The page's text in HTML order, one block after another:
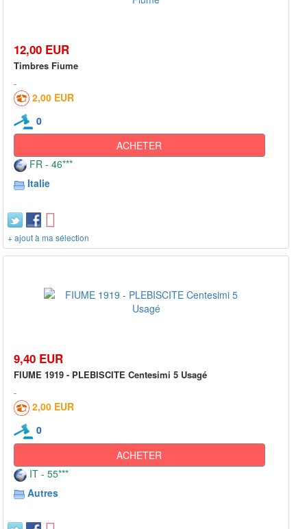
12,00 EUR
Timbres Fiume
2,00 EUR
0
ACHETER
FR - 46***
Italie
+ ajout à ma sélection
9,40 EUR
FIUME 1919 - PLEBISCITE Centesimi 5 Usagé
2,00 EUR
0
ACHETER
IT - 55***
Autres